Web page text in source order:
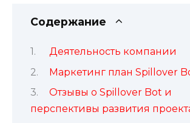
Содержание
Деятельность компании
Маркетинг план Spillover
Отзывы о Spillover Bot и
перспективы развития